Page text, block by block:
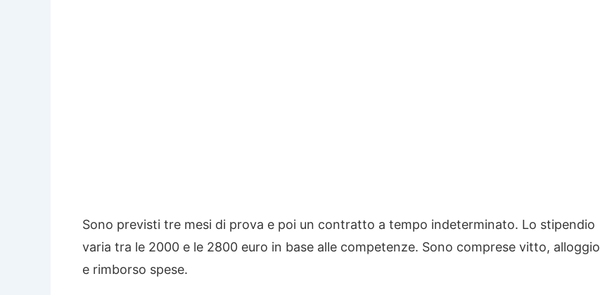
Sono previsti tre mesi di prova e poi un contratto a tempo indeterminato. Lo stipendio
varia tra le 2000 e le 2800 euro in base alle competenze. Sono comprese vitto, alloggio
e rimborso spese.